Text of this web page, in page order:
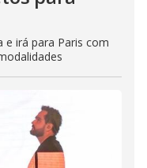
e irá para Paris com